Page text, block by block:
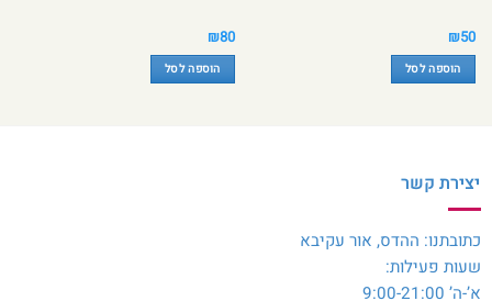
₪50
הוספה לסל
₪80
הוספה לסל
יצירת קשר
כתובתנו: ההדס, אור עקיבא
שעות פעילות:
א’-ה’ 9:00-21:00